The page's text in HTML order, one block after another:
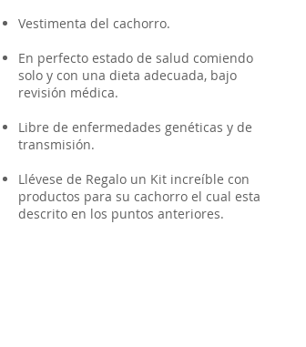
Vestimenta del cachorro.
En perfecto estado de salud comiendo
solo y con una dieta adecuada, bajo
revisión médica.
Libre de enfermedades genéticas y de
transmisión.
Llévese de Regalo un Kit increíble con
productos para su cachorro el cual esta
descrito en los puntos anteriores.